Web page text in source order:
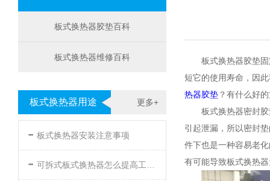
板式换热器胶垫百科
板式换热器维修百科
更多+
板式换热器用途
- 板式换热器安装注意事项
- 可拆式板式换热器怎么提高工作效率
板式换热器胶垫
短它的使用寿命，因
热器胶垫 ？有什么好
板式换热器密封
引起泄漏，所以密封
件下也是一种容易老
有可能导致板式换热